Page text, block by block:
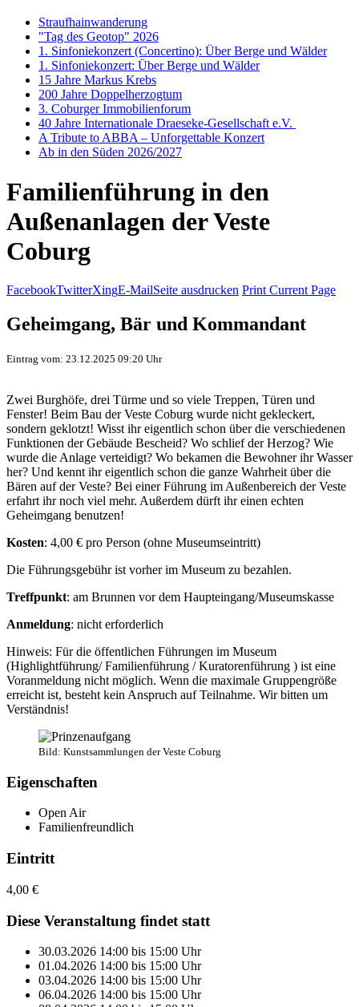
Straufhainwanderung
"Tag des Geotop" 2026
1. Sinfoniekonzert (Concertino): Über Berge und Wälder
1. Sinfoniekonzert: Über Berge und Wälder
15 Jahre Markus Krebs
200 Jahre Doppelherzogtum
3. Coburger Immobilienforum
40 Jahre Internationale Draeseke-Gesellschaft e.V.
A Tribute to ABBA – Unforgettable Konzert
Ab in den Süden 2026/2027
Familienführung in den
Außenanlagen der Veste
Coburg
FacebookTwitterXingE-MailSeite ausdrucken Print Current Page
Geheimgang, Bär und Kommandant
Eintrag vom: 23.12.2025 09:20 Uhr
Zwei Burghöfe, drei Türme und so viele Treppen, Türen und
Fenster! Beim Bau der Veste Coburg wurde nicht gekleckert,
sondern geklotzt! Wisst ihr eigentlich schon über die verschiedenen
Funktionen der Gebäude Bescheid? Wo schlief der Herzog? Wie
wurde die Anlage verteidigt? Wo bekamen die Bewohner ihr Wasser
her? Und kennt ihr eigentlich schon die ganze Wahrheit über die
Bären auf der Veste? Bei einer Führung im Außenbereich der Veste
erfahrt ihr noch viel mehr. Außerdem dürft ihr einen echten
Geheimgang benutzen!
Kosten: 4,00 € pro Person (ohne Museumseintritt)
Die Führungsgebühr ist vorher im Museum zu bezahlen.
Treffpunkt: am Brunnen vor dem Haupteingang/Museumskasse
Anmeldung: nicht erforderlich
Hinweis: Für die öffentlichen Führungen im Museum
(Highlightführung/ Familienführung / Kuratorenführung ) ist eine
Voranmeldung nicht möglich. Wenn die maximale Gruppengröße
erreicht ist, besteht kein Anspruch auf Teilnahme. Wir bitten um
Verständnis!
Bild: Kunstsammlungen der Veste Coburg
Eigenschaften
Open Air
Familienfreundlich
Eintritt
4,00 €
Diese Veranstaltung findet statt
30.03.2026 14:00 bis 15:00 Uhr
01.04.2026 14:00 bis 15:00 Uhr
03.04.2026 14:00 bis 15:00 Uhr
06.04.2026 14:00 bis 15:00 Uhr